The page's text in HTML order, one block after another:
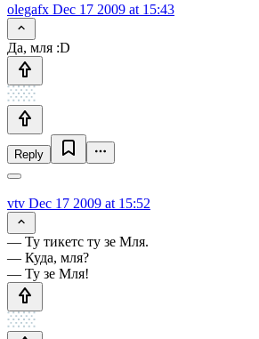
olegafx Dec 17 2009 at 15:43
Да, мля :D
Reply
vtv Dec 17 2009 at 15:52
— Ту тикетс ту зе Мля.
— Куда, мля?
— Ту зе Мля!